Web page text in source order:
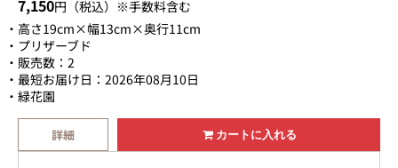
7,150円（税込）※手数料含む
高さ19cm×幅13cm×奥行11cm
プリザーブド
販売数：2
最短お届け日：2026年08月10日
緑花園
詳細 カートに入れる